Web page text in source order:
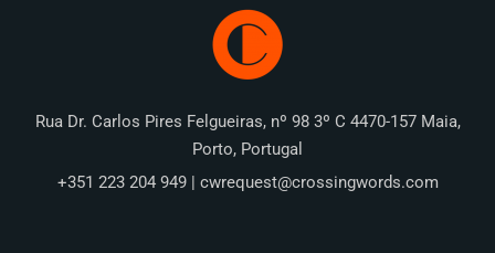
Rua Dr. Carlos Pires Felgueiras, nº 98 3º C 4470-157 Maia,
Porto, Portugal
+351 223 204 949 | cwrequest@crossingwords.com